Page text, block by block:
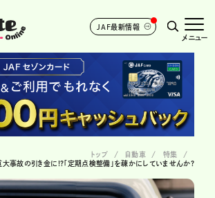
JAF最新情報
メニュー
トップ 自動車
特集
大事故の引き金に!?「定期点検整備」を疎かにしていませんか?